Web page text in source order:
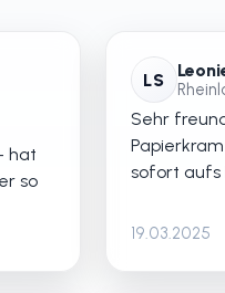
hat
so
LS
Sehr
sofort aufs
19.03.2025